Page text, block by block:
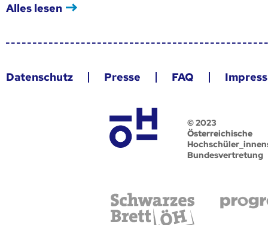
Alles lesen
Datenschutz Presse FAQ
© 2023
Österreichische
Bundesvertretung